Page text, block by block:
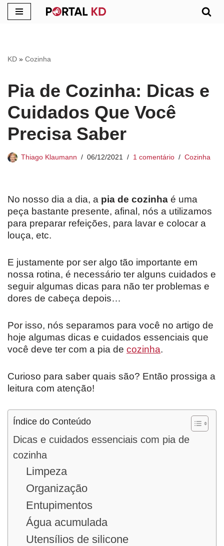
conteúdo
KD » Cozinha
Pia de Cozinha: Dicas e
Cuidados Que Você
Precisa Saber
Thiago Klaumann 06/12/2021 1 comentário Cozinha
No nosso dia a dia, a pia de cozinha é uma
peça bastante presente, afinal, nós a utilizamos
para preparar refeições, para lavar e colocar a
louça, etc.
E justamente por ser algo tão importante em
nossa rotina, é necessário ter alguns cuidados e
seguir algumas dicas para não ter problemas e
dores de cabeça depois…
Por isso, nós separamos para você no artigo de
hoje algumas dicas e cuidados essenciais que
você deve ter com a pia de cozinha.
Curioso para saber quais são? Então prossiga a
leitura com atenção!
Índice do Conteúdo
Dicas e cuidados essenciais com pia de
cozinha
Limpeza
Organização
Entupimentos
Água acumulada
Utensílios de silicone